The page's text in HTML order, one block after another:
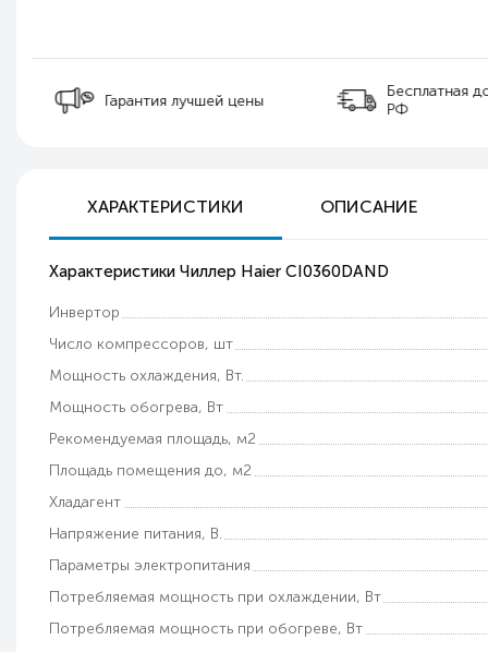
Гарантия лучшей цены
Бесплатная
РФ
ХАРАКТЕРИСТИКИ ОПИСАНИЕ
Характеристики Чиллер Haier CI0360DAND
Инвертор
Число компрессоров, шт
Мощность охлаждения, Вт.
Мощность обогрева, Вт
Рекомендуемая площадь, м2
Площадь помещения до, м2
Хладагент
Напряжение питания, В.
Параметры электропитания
Потребляемая мощность при охлаждении, Вт
Потребляемая мощность при обогреве, Вт